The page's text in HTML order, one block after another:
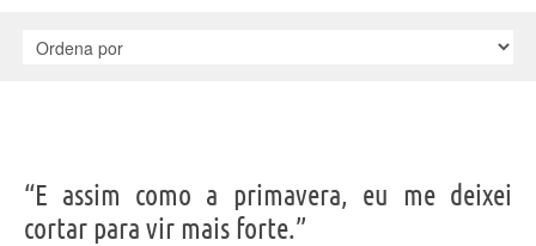
“E assim como a primavera, eu me deixei
cortar para vir mais forte.”